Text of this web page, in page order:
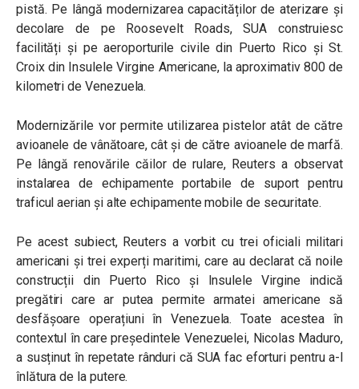
pistă. Pe lângă modernizarea capacităților de aterizare și
decolare de pe Roosevelt Roads, SUA construiesc
facilități și pe aeroporturile civile din Puerto Rico și St.
Croix din Insulele Virgine Americane, la aproximativ 800 de
kilometri de Venezuela.
Modernizările vor permite utilizarea pistelor atât de către
avioanele de vânătoare, cât și de către avioanele de marfă.
Pe lângă renovările căilor de rulare, Reuters a observat
instalarea de echipamente portabile de suport pentru
traficul aerian și alte echipamente mobile de securitate.
Pe acest subiect, Reuters a vorbit cu trei oficiali militari
americani și trei experți maritimi, care au declarat că noile
construcții din Puerto Rico și Insulele Virgine indică
pregătiri care ar putea permite armatei americane să
desfășoare operațiuni în Venezuela. Toate acestea în
contextul în care președintele Venezuelei, Nicolas Maduro,
a susținut în repetate rânduri că SUA fac eforturi pentru a-l
înlătura de la putere.